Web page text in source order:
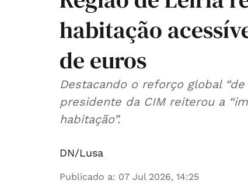
habitação
de euros
Destacando o reforço global
presidente da CIM reiterou a
habitação”.
DN/Lusa
Publicado a: 07 Jul 2026, 14:25